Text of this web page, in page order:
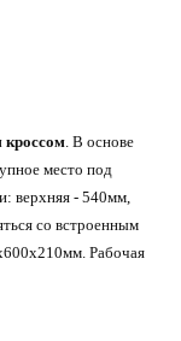
кроссом. В основе
место под
верхняя - 540мм,
со встроенным
Рабочая